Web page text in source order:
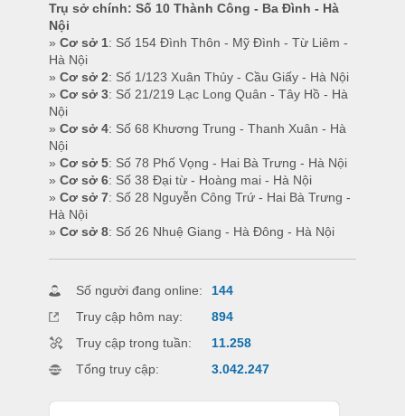
Trụ sở chính: Số 10 Thành Công - Ba Đình - Hà
Nội
» Cơ sở 1: Số 154 Đình Thôn - Mỹ Đình - Từ Liêm -
Hà Nội
» Cơ sở 2: Số 1/123 Xuân Thủy - Cầu Giấy - Hà Nội
» Cơ sở 3: Số 21/219 Lạc Long Quân - Tây Hồ - Hà
Nội
» Cơ sở 4: Số 68 Khương Trung - Thanh Xuân - Hà
Nội
» Cơ sở 5: Số 78 Phố Vọng - Hai Bà Trưng - Hà Nội
» Cơ sở 6: Số 38 Đại từ - Hoàng mai - Hà Nội
» Cơ sở 7: Số 28 Nguyễn Công Trứ - Hai Bà Trưng -
Hà Nội
» Cơ sở 8: Số 26 Nhuệ Giang - Hà Đông - Hà Nội
Số người đang online:
144
Truy cập hôm nay:
894
Truy cập trong tuần:
11.258
Tổng truy cập:
3.042.247